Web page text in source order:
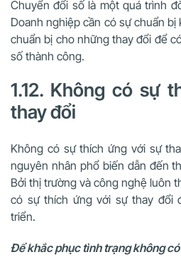
Chuyển đổi số là một quá trình
Doanh nghiệp cần có sự chuẩn
chuẩn bị cho những thay đổi để
số thành công.
1.12. Không có sự
thay đổi
Không có sự thích ứng với sự
nguyên nhân phổ biến dẫn đến
Bởi thị trường và công nghệ luôn
có sự thích ứng với sự thay đổi
triển.
Để khắc phục tình trạng không